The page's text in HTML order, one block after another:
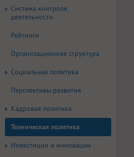
Система контроля
деятельности
Рейтинги
Организационная структура
Социальная политика
Перспективы развития
Кадровая политика
Техническая политика
Инвестиции и инновации